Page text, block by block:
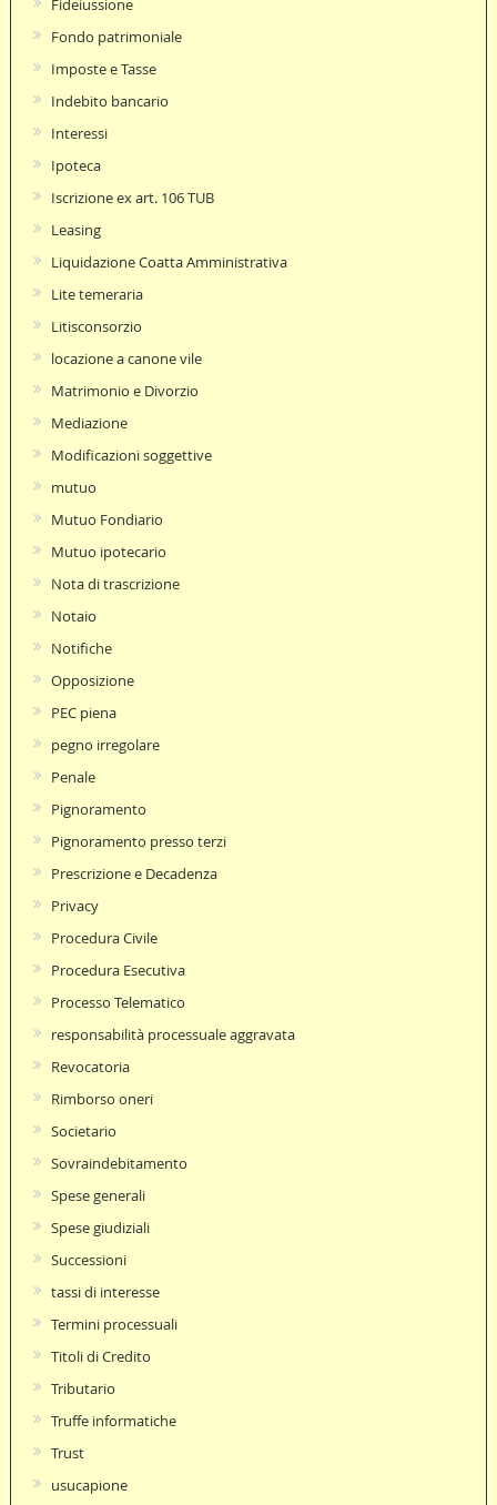
Fideiussione
Fondo patrimoniale
Imposte e Tasse
Indebito bancario
Interessi
Ipoteca
Iscrizione ex art. 106 TUB
Leasing
Liquidazione Coatta Amministrativa
Lite temeraria
Litisconsorzio
locazione a canone vile
Matrimonio e Divorzio
Mediazione
Modificazioni soggettive
mutuo
Mutuo Fondiario
Mutuo ipotecario
Nota di trascrizione
Notaio
Notifiche
Opposizione
PEC piena
pegno irregolare
Penale
Pignoramento
Pignoramento presso terzi
Prescrizione e Decadenza
Privacy
Procedura Civile
Procedura Esecutiva
Processo Telematico
responsabilità processuale aggravata
Revocatoria
Rimborso oneri
Societario
Sovraindebitamento
Spese generali
Spese giudiziali
Successioni
tassi di interesse
Termini processuali
Titoli di Credito
Tributario
Truffe informatiche
Trust
usucapione